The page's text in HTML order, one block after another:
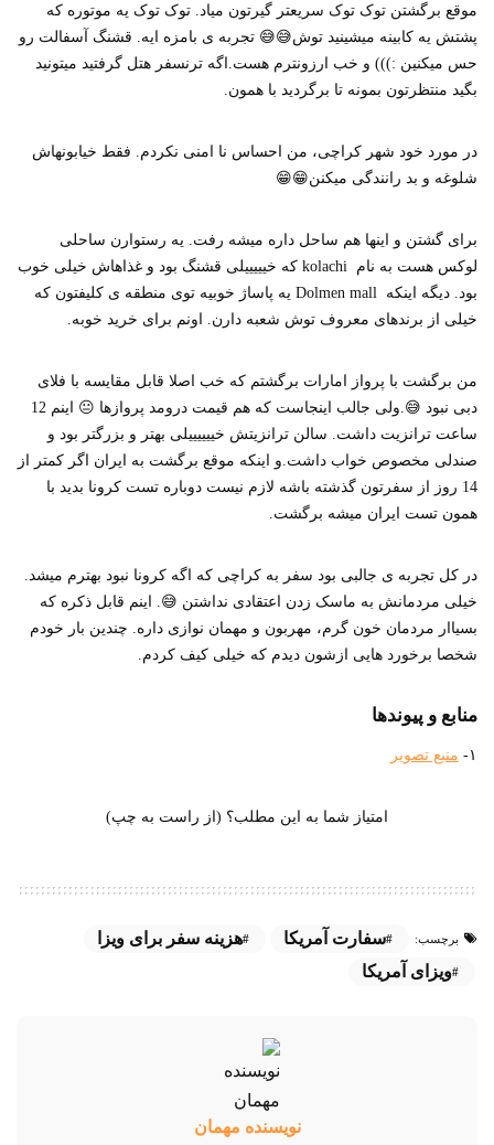
موقع برگشتن توک توک سریعتر گیرتون میاد. توک توک یه موتوره که
پشتش یه کابینه میشینید توش😅😅 تجربه ی بامزه ایه. قشنگ آسفالت رو
حس میکنین :))) و خب ارزونترم هست.اگه ترنسفر هتل گرفتید میتونید
بگید منتظرتون بمونه تا برگردید با همون.
در مورد خود شهر کراچی، من احساس نا امنی نکردم. فقط خیابونهاش
شلوغه و بد رانندگی میکنن😁😁
برای گشتن و اینها هم ساحل داره میشه رفت. یه رستوارن ساحلی
لوکس هست به نام kolachi که خیییییلی قشنگ بود و غذاهاش خیلی خوب
بود. دیگه اینکه Dolmen mall یه پاساژ خوبیه توی منطقه ی کلیفتون که
خیلی از برندهای معروف توش شعبه دارن. اونم برای خرید خوبه.
من برگشت با پرواز امارات برگشتم که خب اصلا قابل مقایسه با فلای
دبی نبود 😅.ولی جالب اینجاست که هم قیمت درومد پروازها 😐 اینم 12
ساعت ترانزیت داشت. سالن ترانزیتش خییییییلی بهتر و بزرگتر بود و
صندلی مخصوص خواب داشت.و اینکه موقع برگشت به ایران اگر کمتر از
14 روز از سفرتون گذشته باشه لازم نیست دوباره تست کرونا بدید با
همون تست ایران میشه برگشت.
در کل تجربه ی جالبی بود سفر به کراچی که اگه کرونا نبود بهترم میشد.
خیلی مردمانش به ماسک زدن اعتقادی نداشتن 😅. اینم قابل ذکره که
بسیاار مردمان خون گرم، مهربون و مهمان نوازی داره. چندین بار خودم
شخصا برخورد هایی ازشون دیدم که خیلی کیف کردم.
منابع و پیوندها
۱- منبع تصویر
امتیاز شما به این مطلب؟ (از راست به چپ)
برچسب: سفارت آمریکا
هزینه سفر برای ویزا
ویزای آمریکا
نویسنده مهمان